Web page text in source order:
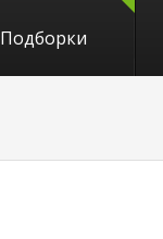
Подборки